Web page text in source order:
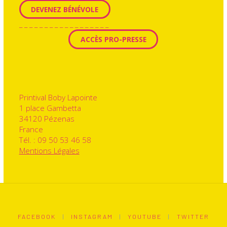
DEVENEZ BÉNÉVOLE
ACCÈS PRO-PRESSE
Printival Boby Lapointe
1 place Gambetta
34120 Pézenas
France
Tél. : 09 50 53 46 58
Mentions Légales
FACEBOOK | INSTAGRAM | YOUTUBE | TWITTER